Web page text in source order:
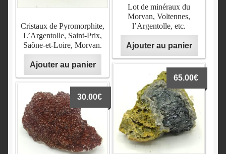
Lot de minéraux du
Morvan, Voltennes,
l’Argentolle, etc.
Ajouter au panier
Cristaux de Pyromorphite,
L’Argentolle, Saint-Prix,
Saône-et-Loire, Morvan.
Ajouter au panier
65.00€
30.00€